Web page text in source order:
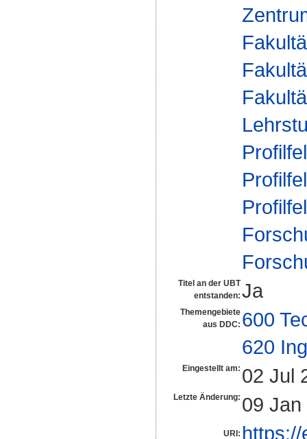
Titel an der UBT
entstanden: Ja
Themengebiete
aus DDC: 600
620
Eingestellt am: 02 Jul
Letzte Änderung: 09
URI: